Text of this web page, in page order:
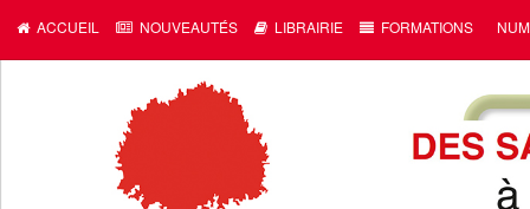
ACCUEIL NOUVEAUTÉS LIBRAIRIE FORMATIONS